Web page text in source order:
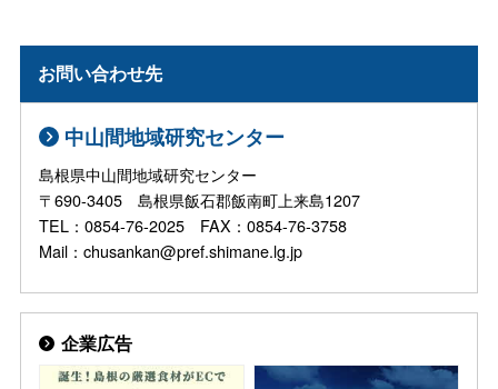
お問い合わせ先
中山間地域研究センター
島根県中山間地域研究センター
〒690-3405 島根県飯石郡飯南町上来島1207
TEL：0854-76-2025 FAX：0854-76-3758
Mail：chusankan@pref.shimane.lg.jp
企業広告